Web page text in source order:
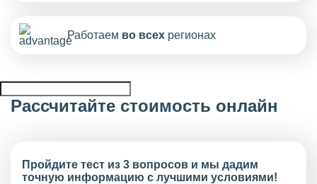
Работаем во всех регионах
Рассчитайте стоимость онлайн
Пройдите тест из 3 вопросов и мы дадим
точную информацию с лучшими условиями!